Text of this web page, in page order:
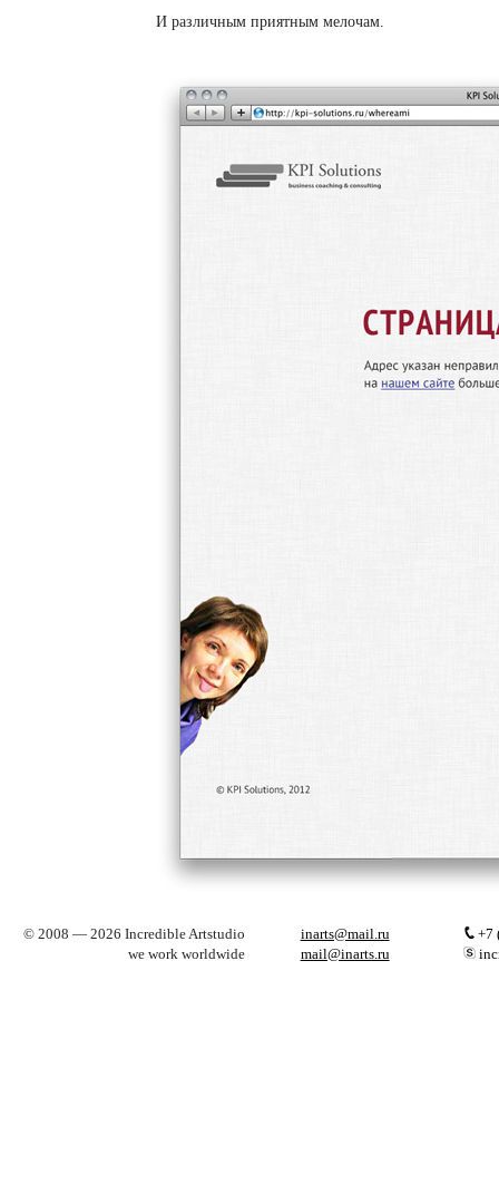
И различным приятным мелочам.
© 2008 — 2026 Incredible Artstudio
we work worldwide
inarts@mail.ru
mail@inarts.ru
+7